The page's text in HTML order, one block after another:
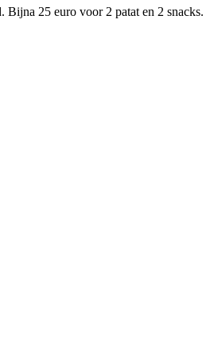
Bijna 25 euro voor 2 patat en 2 snacks.